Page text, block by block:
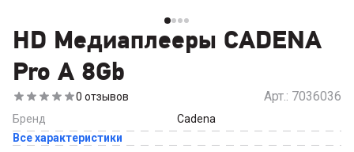
HD Медиаплееры CADENA
Pro A 8Gb
0 отзывов Арт.: 7036036
Бренд
Cadena
Все характеристики